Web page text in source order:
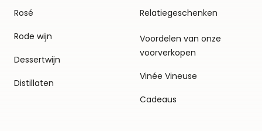
Rosé
Rode wijn
Dessertwijn
Distillaten
Relatiegeschenken
Voordelen van onze
voorverkopen
Vinée Vineuse
Cadeaus